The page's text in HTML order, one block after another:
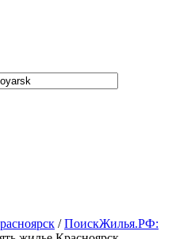
/ПоискЖилья.РФ: